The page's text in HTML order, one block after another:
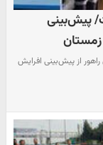
پیش‌بینی
از پیش‌بینی افرایش